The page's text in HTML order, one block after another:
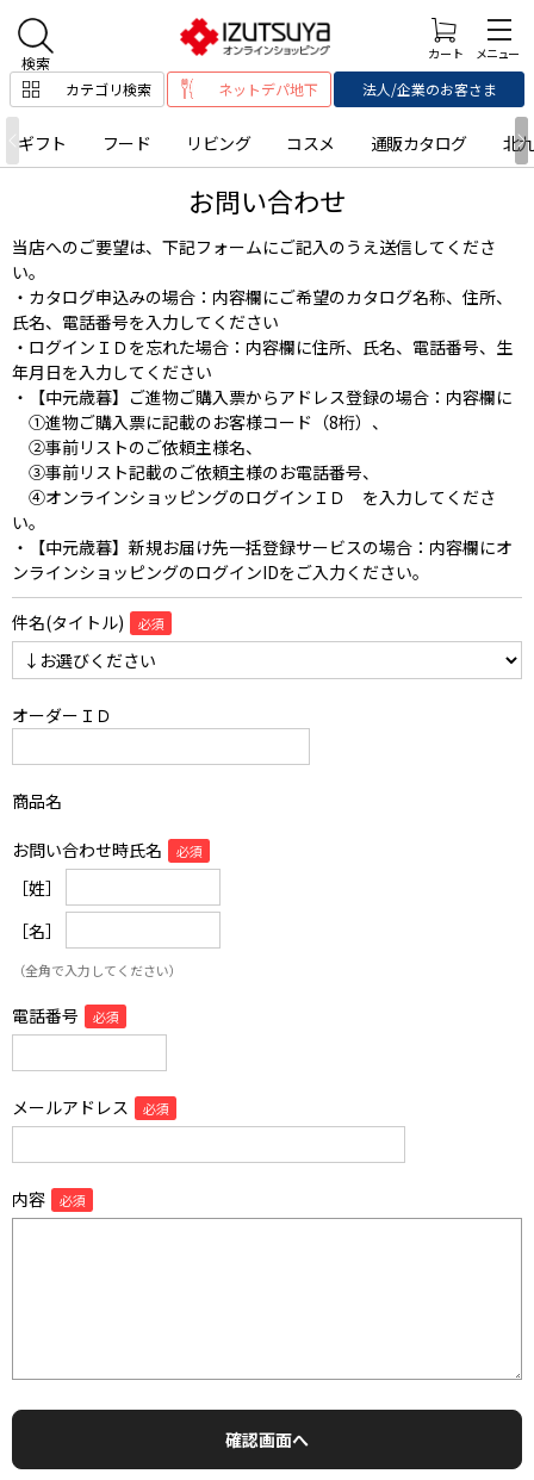
カテゴリ検索 ネットデパ地下 法人/企業のお客さま
ギフト フード リビング コスメ 通販カタログ 北
お問い合わせ
当店へのご要望は、下記フォームにご記入のうえ送信してくださ
い。
・カタログ申込みの場合：内容欄にご希望のカタログ名称、住所、
氏名、電話番号を入力してください
・ログインＩＤを忘れた場合：内容欄に住所、氏名、電話番号、生
年月日を入力してください
・【中元歳暮】ご進物ご購入票からアドレス登録の場合：内容欄に
①進物ご購入票に記載のお客様コード（8桁）、
②事前リストのご依頼主様名、
③事前リスト記載のご依頼主様のお電話番号、
④オンラインショッピングのログインＩＤ を入力してくださ
い。
・【中元歳暮】新規お届け先一括登録サービスの場合：内容欄にオ
ンラインショッピングのログインIDをご入力ください。
件名(タイトル)
オーダーＩＤ
商品名
お問い合わせ時氏名
［姓］
［名］
（全角で入力してください）
電話番号
メールアドレス
内容